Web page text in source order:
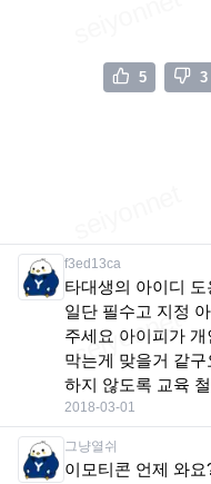
5 3
f3ed13ca
타대생의 아이디
일단 필수고 지정
주세요 아이피가
막는게 맞을거 같
하지 않도록 교육
2018-03-01
그냥열쉬
이모티콘 언제 와요